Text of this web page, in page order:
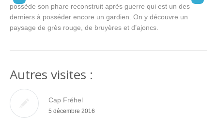
possède son phare reconstruit après guerre qui est un des
derniers à posséder encore un gardien. On y découvre un
paysage de grès rouge, de bruyères et d’ajoncs.
Autres visites :
Cap Fréhel
5 décembre 2016